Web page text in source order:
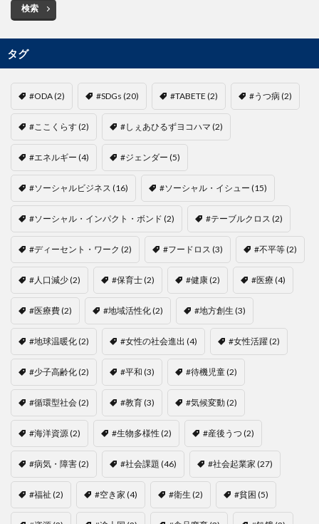
検索
タグ
#ODA(2) #SDGs (20) #TABETE (2) #うつ病(2)
#ここくらす(2) #しぇあひるずヨコハマ (2)
#エネルギー (4) #ジェンダー (5)
#ソーシャルビジネス (16) #ソーシャル・イシュー (15)
#ソーシャル・インパクト・ボンド (2) #テーブルクロス (2)
#ディーセント・ワーク (2) #フードロス (3) #不平等(2)
#人口減少(2) #保育士(2) #健康(2) #医療(4)
#医療費(2) #地域活性化(2) #地方創生 (3)
#地球温暖化(2) #女性の社会進出 (4) #女性活躍(2)
#少子高齢化(2) #平和 (3) #待機児童(2)
#循環型社会(2) #教育(3) #気候変動(2)
#海洋資源(2) #生物多様性(2) #産後うつ (2)
#病気・障害(2) #社会課題 (46) #社会起業家 (27)
#福祉 (2) #空き家 (4) #衛生 (2) #貧困 (5)